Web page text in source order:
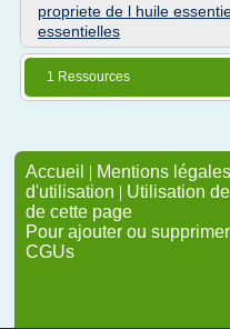
propriete de l huile
essentielles
1 Ressources
Accueil | Mentions légales
d'utilisation | Utilisation
de cette page
Pour ajouter ou
CGUs